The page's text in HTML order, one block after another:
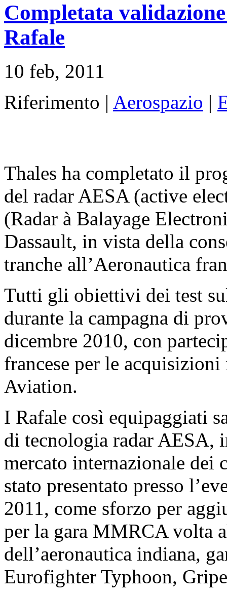
Completata
Rafale
10 feb, 2011
Riferimento | Aerospazio |
Thales ha completato il
del radar AESA (active
(Radar à Balayage
Dassault, in vista della
tranche all’Aeronautica
Tutti gli obiettivi dei test
durante la campagna di
dicembre 2010, con
francese per le
Aviation.
I Rafale così equipaggiati
di tecnologia radar AESA,
mercato internazionale dei
stato presentato presso
2011, come sforzo per
per la gara MMRCA volta
dell’aeronautica indiana,
Eurofighter Typhoon,